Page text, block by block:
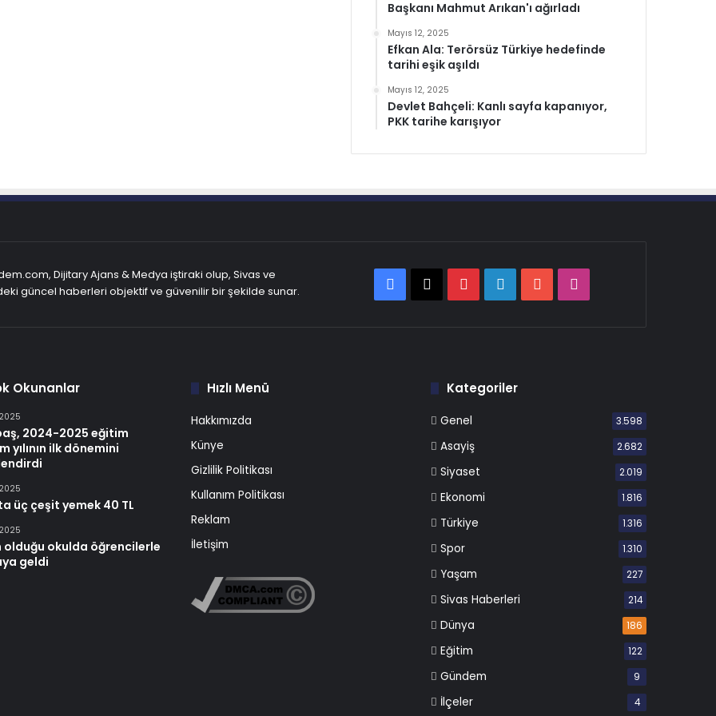
Başkanı Mahmut Arıkan'ı ağırladı
Mayıs 12, 2025
Efkan Ala: Terörsüz Türkiye hedefinde
tarihi eşik aşıldı
Mayıs 12, 2025
Devlet Bahçeli: Kanlı sayfa kapanıyor,
PKK tarihe karışıyor
Dijitary Ajans & Medya iştiraki olup, Sivas ve
güncel haberleri objektif ve güvenilir bir şekilde sunar.
Facebook
X PinterestLinkedInYouTube
Okunanlar
2024-2025 eğitim
yılının ilk dönemini
üç çeşit yemek 40 TL
olduğu okulda öğrencilerle
geldi
Hızlı Menü
Hakkımızda
Künye
Gizlilik Politikası
Kullanım Politikası
Reklam
İletişim
Kategoriler
Genel 3.598
Asayiş 2.682
Siyaset 2.019
Ekonomi 1.816
Türkiye 1.316
Spor 1.310
Yaşam 227
Sivas Haberleri 214
Dünya 186
Eğitim 122
Gündem 9
İlçeler 4